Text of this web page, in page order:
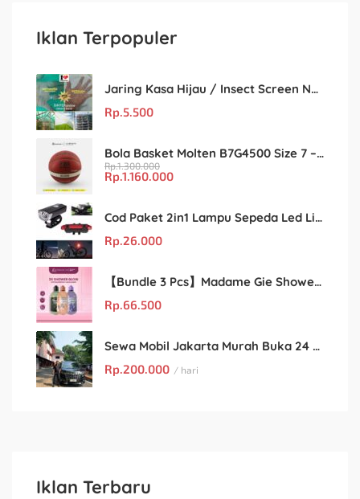
Iklan Terpopuler
Jaring Kasa Hijau / Insect Screen Net – Kualitas Terjamin & Harga Eceran Terjangkau
Rp.5.500
Bola Basket Molten B7G4500 Size 7 – Resmi FIBA & IBL
Rp.1.300.000
Rp.1.160.000
Cod Paket 2in1 Lampu Sepeda Led Light Depan Dan Belakang Rechargeable
Rp.26.000
【Bundle 3 Pcs】Madame Gie Shower Glow – Solusi Perawatan Kulit dalam Satu Paket!
Rp.66.500
Sewa Mobil Jakarta Murah Buka 24 Jam : Kian Rental
Rp.200.000 / hari
Iklan Terbaru